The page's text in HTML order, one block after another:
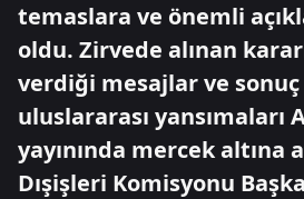
temaslara ve önemli
oldu. Zirvede alınan
verdiği mesajlar ve
uluslararası yansımaları
yayınında mercek altına
Dışişleri Komisyonu